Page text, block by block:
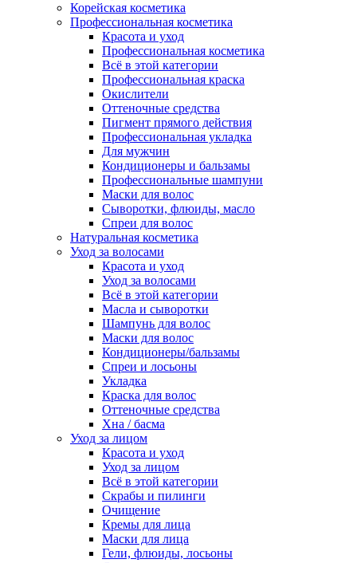
Корейская косметика
Профессиональная косметика
Красота и уход
Профессиональная косметика
Всё в этой категории
Профессиональная краска
Окислители
Оттеночные средства
Пигмент прямого действия
Профессиональная укладка
Для мужчин
Кондиционеры и бальзамы
Профессиональные шампуни
Маски для волос
Сыворотки, флюиды, масло
Спреи для волос
Натуральная косметика
Уход за волосами
Красота и уход
Уход за волосами
Всё в этой категории
Масла и сыворотки
Шампунь для волос
Маски для волос
Кондиционеры/бальзамы
Спреи и лосьоны
Укладка
Краска для волос
Оттеночные средства
Хна / басма
Уход за лицом
Красота и уход
Уход за лицом
Всё в этой категории
Скрабы и пилинги
Очищение
Кремы для лица
Маски для лица
Гели, флюиды, лосьоны